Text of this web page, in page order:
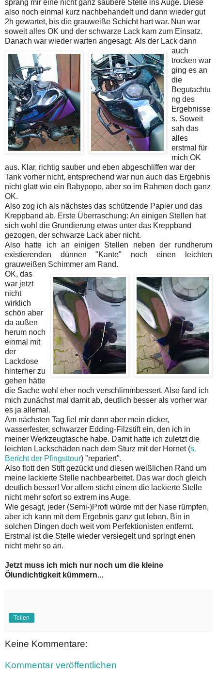
sprang mir eine nicht ganz saubere Stelle ins Auge. Diese
also noch einmal kurz nachbehandelt und dann wieder gut
2h gewartet, bis die grauweiße Schicht hart war. Nun war
soweit alles OK und der schwarze Lack kam zum Einsatz.
Danach war wieder warten angesagt. Als der Lack dann
auch
trocken war
ging es an
die
Begutachtu
ng des
Ergebnisse
s. Soweit
sah das
alles
erstmal für
mich OK
aus. Klar, richtig sauber und eben abgeschliffen war der
Tank vorher nicht, entsprechend war nun auch das Ergebnis
nicht glatt wie ein Babypopo, aber so im Rahmen doch ganz
OK.
Also zog ich als nächstes das schützende Papier und das
Kreppband ab. Erste Überraschung: An einigen Stellen hat
sich wohl die Grundierung etwas unter das Kreppband
gezogen, der schwarze Lack aber nicht.
Also hatte ich an einigen Stellen neben der rundherum
existierenden dünnen "Kante" noch einen leichten
grauweißen Schimmer am Rand.
OK, das
war jetzt
nicht
wirklich
schön aber
da außen
herum noch
einmal mit
der
Lackdose
hinterher zu
gehen hätte
die Sache wohl eher noch verschlimmbessert. Also fand ich
mich zunächst mal damit ab, deutlich besser als vorher war
es ja allemal.
Am nächsten Tag fiel mir dann aber mein dicker,
wasserfester, schwarzer Edding-Filzstift ein, den ich in
meiner Werkzeugtasche habe. Damit hatte ich zuletzt die
leichten Lackschäden nach dem Sturz mit der Hornet (s.
Bericht der Pfingsttour) "repariert".
Also flott den Stift gezückt und diesen weißlichen Rand um
meine lackierte Stelle nachbearbeitet. Das war doch gleich
deutlich besser! Vor allem sticht einem die lackierte Stelle
nicht mehr sofort so extrem ins Auge.
Wie gesagt, jeder (Semi-)Profi würde mit der Nase rümpfen,
aber ich kann mit dem Ergebnis ganz gut leben. Bin in
solchen Dingen doch weit vom Perfektionisten entfernt.
Erstmal ist die Stelle wieder versiegelt und springt enen
nicht mehr so an.
Jetzt muss ich mich nur noch um die kleine
Ölundichtigkeit kümmern...
Teilen
Keine Kommentare:
Kommentar veröffentlichen